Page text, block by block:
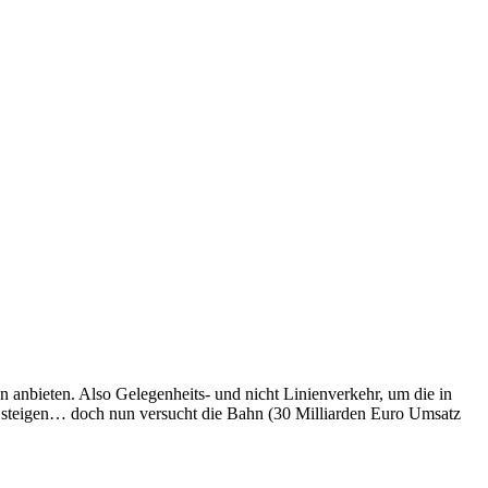
anbieten. Also Gelegenheits- und nicht Linienverkehr, um die in
doch nun versucht die Bahn (30 Milliarden Euro Umsatz